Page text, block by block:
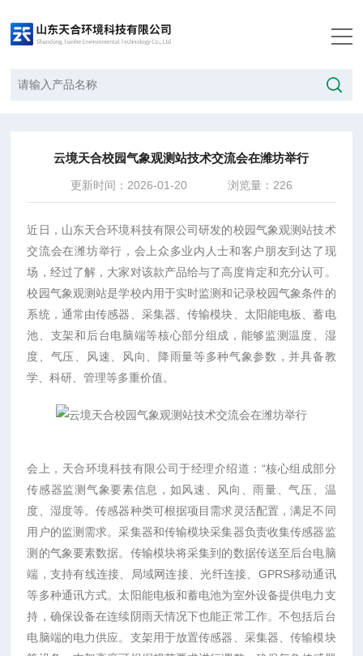
云境天合校园气象观测站技术交流会在潍坊举行
更新时间：2026-01-20 浏览量：226
近日，山东天合环境科技有限公司研发的校园气象观测站技术
交流会在潍坊举行，会上众多业内人士和客户朋友到达了现
场，经过了解，大家对该款产品给与了高度肯定和充分认可。
校园气象观测站是学校内用于实时监测和记录校园气象条件的
系统，通常由传感器、采集器、传输模块、太阳能电板、蓄电
池、支架和后台电脑端等核心部分组成，能够监测温度、湿
度、气压、风速、风向、降雨量等多种气象参数，并具备教
学、科研、管理等多重价值。
会上，天合环境科技有限公司于经理介绍道：“核心组成部分
传感器监测气象要素信息，如风速、风向、雨量、气压、温
度、湿度等。传感器种类可根据项目需求灵活配置，满足不同
用户的监测需求。采集器和传输模块采集器负责收集传感器监
测的气象要素数据。传输模块将采集到的数据传送至后台电脑
端，支持有线连接、局域网连接、光纤连接、GPRS移动通讯
等多种通讯方式。太阳能电板和蓄电池为室外设备提供电力支
持，确保设备在连续阴雨天情况下也能正常工作。不包括后台
电脑端的电力供应。支架用于放置传感器、采集器、传输模块